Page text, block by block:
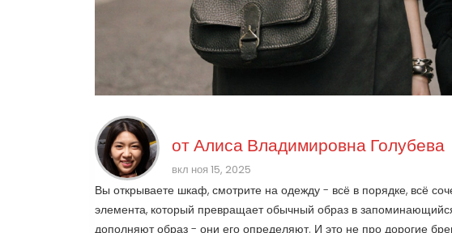
отАлиса Владимировна Голубева
вкл ноя 15, 2025
Вы открываете шкаф, смотрите на одежду - всё в порядке, всё
элемента, который превращает обычный образ в
дополняют образ - они его определяют. И это не про дорогие